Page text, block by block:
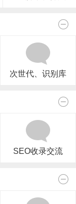
次世代、识别库
SEO收录交流